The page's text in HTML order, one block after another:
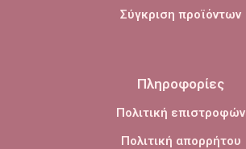
Σύγκριση προϊόντων
Πληροφορίες
Πολιτική επιστροφών
Πολιτική απορρήτου